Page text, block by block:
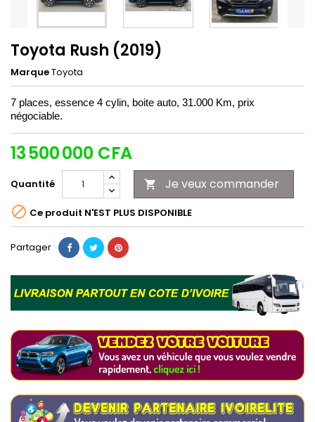
Toyota Rush (2019)
MarqueToyota
7 places, essence 4 cylin, boite auto, 31.000 Km, prix
négociable.
13 500 000 CFA
Quantité  Je veux commander
 Ce produit N'EST PLUS DISPONIBLE
Partager